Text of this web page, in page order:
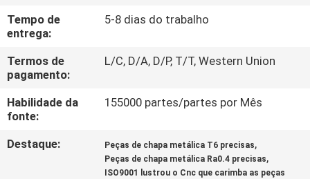
NOS
NOTÍCIAS
SOLICITE
UM
ORÇAMENTO
Tempo de
entrega:
5-8 dias do trabalho
Termos de
pagamento:
L/C, D/A, D/P, T/T, Western Union
Habilidade da
fonte:
155000 partes/partes por Mês
Destaque: Peças de chapa metálica T6 precisas,
Peças de chapa metálica Ra0.4 precisas,
ISO9001 lustrou o Cnc que carimba as peças